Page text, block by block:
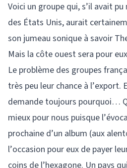
Voici un groupe qui, s’il avait
des États Unis, aurait
son jumeau sonique à savoir
Mais la côte ouest sera pour
Le problème des groupes
très peu leur chance à l’export.
demande toujours pourquoi…
mieux pour nous puisque
prochaine d’un album (aux
l’occasion pour eux de payer
coins de l’hexagone. Un pays